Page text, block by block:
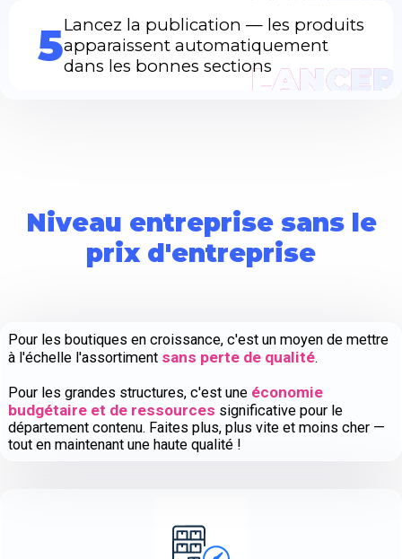
5Lancez la publication — les produits
apparaissent automatiquement
dans les bonnes sectionsLANCER
Niveau entreprise sans le
prix d'entreprise
Pour les boutiques en croissance, c'est un moyen de mettre
à l'échelle l'assortiment sans perte de qualité.
Pour les grandes structures, c'est une économie
budgétaire et de ressources significative pour le
département contenu. Faites plus, plus vite et moins cher —
tout en maintenant une haute qualité !